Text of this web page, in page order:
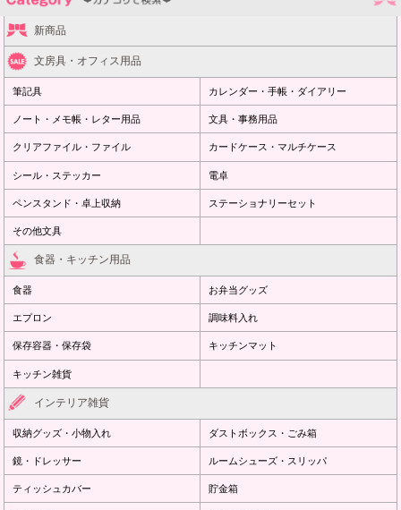
新商品
文房具・オフィス用品
筆記具 カレンダー・手帳・ダイアリー
ノート・メモ帳・レター用品 文具・事務用品
クリアファイル・ファイル カードケース・マルチケース
シール・ステッカー 電卓
ペンスタンド・卓上収納 ステーショナリーセット
その他文具
食器・キッチン用品
食器 お弁当グッズ
エプロン 調味料入れ
保存容器・保存袋 キッチンマット
キッチン雑貨
インテリア雑貨
収納グッズ・小物入れ ダストボックス・ごみ箱
鏡・ドレッサー ルームシューズ・スリッパ
ティッシュカバー 貯金箱